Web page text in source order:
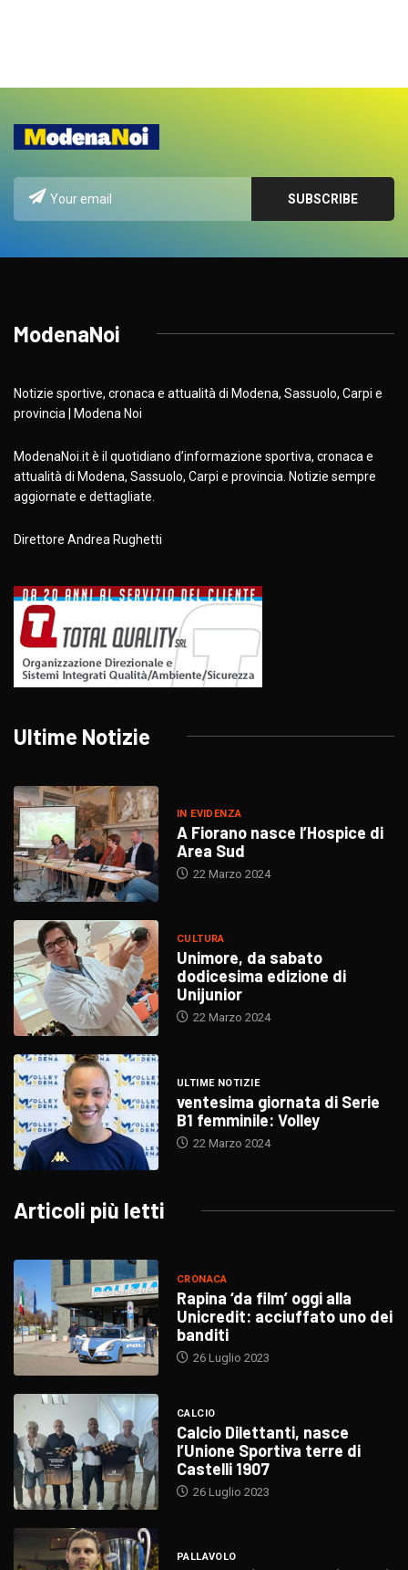
ModenaNoi
Notizie sportive, cronaca e attualità di Modena, Sassuolo, Carpi e
provincia | Modena Noi
ModenaNoi.it è il quotidiano d’informazione sportiva, cronaca e
attualità di Modena, Sassuolo, Carpi e provincia. Notizie sempre
aggiornate e dettagliate.
Direttore Andrea Rughetti
Ultime Notizie
IN EVIDENZA
A Fiorano nasce l’Hospice di
Area Sud
22 Marzo 2024
CULTURA
Unimore, da sabato
dodicesima edizione di
Unijunior
22 Marzo 2024
ULTIME NOTIZIE
ventesima giornata di Serie
B1 femminile: Volley
22 Marzo 2024
Articoli più letti
CRONACA
Rapina ‘da film’ oggi alla
Unicredit: acciuffato uno dei
banditi
26 Luglio 2023
CALCIO
Calcio Dilettanti, nasce
l’Unione Sportiva terre di
Castelli 1907
26 Luglio 2023
PALLAVOLO